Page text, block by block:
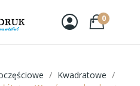
0
Kwadratowe